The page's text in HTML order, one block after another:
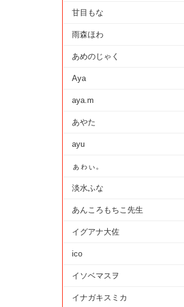
甘目もな
雨森ほわ
あめのじゃく
Aya
aya.m
あやた
ayu
ぁゎぃ。
淡水ふな
あんころもちこ先生
イグアナ大佐
ico
イソベマスヲ
イナガキスミカ